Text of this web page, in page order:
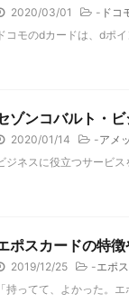
2020/03/01 - ドコ
ドコモのdカードは、dポ
ゾンコバルト・
2020/01/14 -アメ
ジネスに役立つサービ
ポスカードの特
2019/12/25 -エポ
「持ってて、よかった。